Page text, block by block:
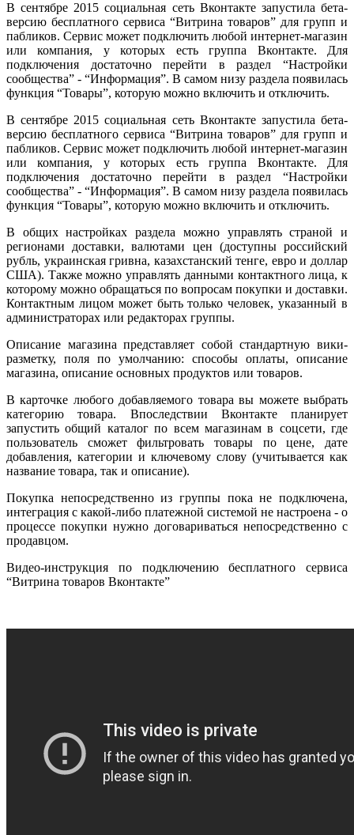
В сентябре 2015 социальная сеть Вконтакте запустила бета-
версию бесплатного сервиса “Витрина товаров” для групп и
пабликов. Сервис может подключить любой интернет-магазин
или компания, у которых есть группа Вконтакте. Для
подключения достаточно перейти в раздел “Настройки
сообщества” - “Информация”. В самом низу раздела появилась
функция “Товары”, которую можно включить и отключить.
В сентябре 2015 социальная сеть Вконтакте запустила бета-
версию бесплатного сервиса “Витрина товаров” для групп и
пабликов. Сервис может подключить любой интернет-магазин
или компания, у которых есть группа Вконтакте. Для
подключения достаточно перейти в раздел “Настройки
сообщества” - “Информация”. В самом низу раздела появилась
функция “Товары”, которую можно включить и отключить.
В общих настройках раздела можно управлять страной и
регионами доставки, валютами цен (доступны российский
рубль, украинская гривна, казахстанский тенге, евро и доллар
США). Также можно управлять данными контактного лица, к
которому можно обращаться по вопросам покупки и доставки.
Контактным лицом может быть только человек, указанный в
администраторах или редакторах группы.
Описание магазина представляет собой стандартную вики-
разметку, поля по умолчанию: способы оплаты, описание
магазина, описание основных продуктов или товаров.
В карточке любого добавляемого товара вы можете выбрать
категорию товара. Впоследствии Вконтакте планирует
запустить общий каталог по всем магазинам в соцсети, где
пользователь сможет фильтровать товары по цене, дате
добавления, категории и ключевому слову (учитывается как
название товара, так и описание).
Покупка непосредственно из группы пока не подключена,
интеграция с какой-либо платежной системой не настроена - о
процессе покупки нужно договариваться непосредственно с
продавцом.
Видео-инструкция по подключению бесплатного сервиса
“Витрина товаров Вконтакте”